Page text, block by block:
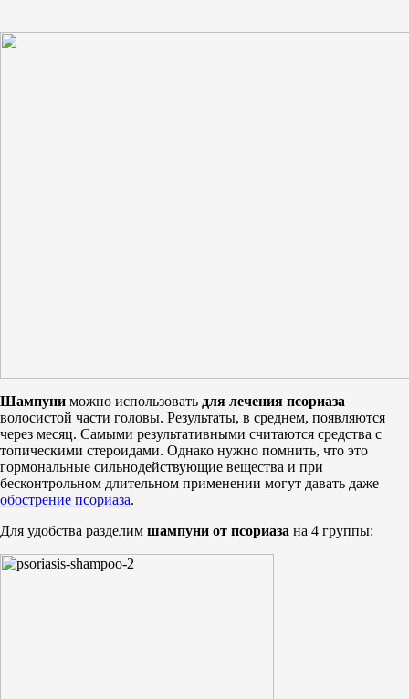
Шампуни можно использовать для лечения псориаза
волосистой части головы. Результаты, в среднем, появляются
через месяц. Самыми результативными считаются средства с
топическими стероидами. Однако нужно помнить, что это
гормональные сильнодействующие вещества и при
бесконтрольном длительном применении могут давать даже
обострение псориаза.
Для удобства разделим шампуни от псориаза на 4 группы: